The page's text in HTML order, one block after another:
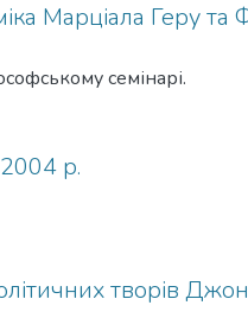
Марціала Геру
семінарі.
2004 р.
творів